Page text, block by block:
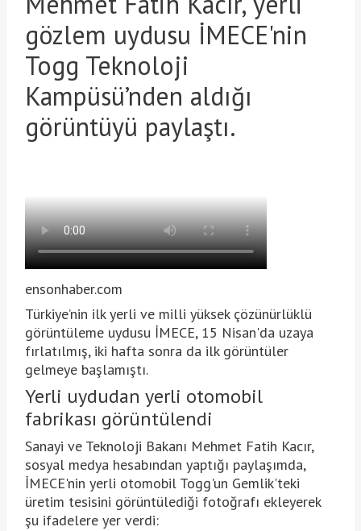
gözlem uydusu İMECE'nin
Togg Teknoloji
Kampüsü’nden aldığı
görüntüyü paylaştı.
ensonhaber.com
Türkiye’nin ilk yerli ve milli yüksek çözünürlüklü
görüntüleme uydusu İMECE, 15 Nisan'da uzaya
fırlatılmış, iki hafta sonra da ilk görüntüler
gelmeye başlamıştı.
Yerli uydudan yerli otomobil
fabrikası görüntülendi
Sanayi ve Teknoloji Bakanı Mehmet Fatih Kacır,
sosyal medya hesabından yaptığı paylaşımda,
İMECE'nin yerli otomobil Togg'un Gemlik'teki
üretim tesisini görüntülediği fotoğrafı ekleyerek
şu ifadelere yer verdi: